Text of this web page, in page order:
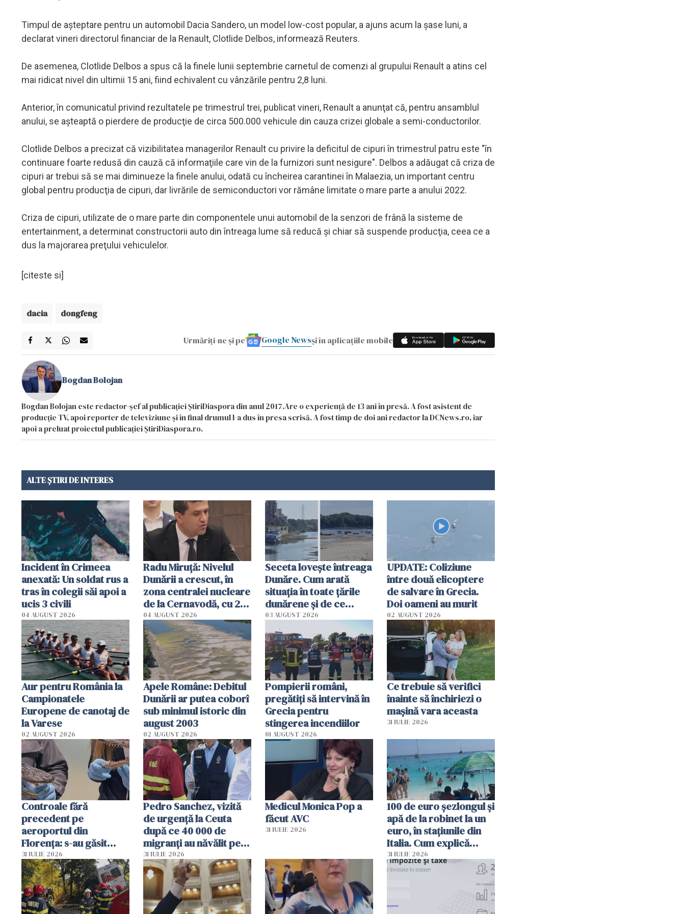
Timpul de aşteptare pentru un automobil Dacia Sandero, un model low-cost popular, a ajuns acum la şase luni, a
declarat vineri directorul financiar de la Renault, Clotlide Delbos, informează Reuters.
De asemenea, Clotlide Delbos a spus că la finele lunii septembrie carnetul de comenzi al grupului Renault a atins cel
mai ridicat nivel din ultimii 15 ani, fiind echivalent cu vânzările pentru 2,8 luni.
Anterior, în comunicatul privind rezultatele pe trimestrul trei, publicat vineri, Renault a anunţat că, pentru ansamblul
anului, se aşteaptă o pierdere de producţie de circa 500.000 vehicule din cauza crizei globale a semi-conductorilor.
Clotlide Delbos a precizat că vizibilitatea managerilor Renault cu privire la deficitul de cipuri în trimestrul patru este "în
continuare foarte redusă din cauză că informaţiile care vin de la furnizori sunt nesigure". Delbos a adăugat că criza de
cipuri ar trebui să se mai diminueze la finele anului, odată cu încheirea carantinei în Malaezia, un important centru
global pentru producţia de cipuri, dar livrările de semiconductori vor rămâne limitate o mare parte a anului 2022.
Criza de cipuri, utilizate de o mare parte din componentele unui automobil de la senzori de frână la sisteme de
entertainment, a determinat constructorii auto din întreaga lume să reducă şi chiar să suspende producţia, ceea ce a
dus la majorarea preţului vehiculelor.
[citeste si]
dacia dongfeng
Urmăriți-ne și pe Google Newsși în aplicațiile mobile
Bogdan Bolojan
Bogdan Bolojan este redactor-șef al publicației ȘtiriDiaspora din anul 2017.Are o experiență de 13 ani în presă. A fost asistent de
producție TV, apoi reporter de televiziune și în final drumul l-a dus în presa scrisă. A fost timp de doi ani redactor la DCNews.ro, iar
apoi a preluat proiectul publicației ȘtiriDiaspora.ro.
ALTE ȘTIRI DE INTERES
Incident în Crimeea
anexată: Un soldat rus a
tras în colegii săi apoi a
ucis 3 civili
04 AUGUST 2026
Radu Miruţă: Nivelul
Dunării a crescut, în
zona centralei nucleare
de la Cernavodă, cu 2
cm faţă de ziua trecută
04 AUGUST 2026
Seceta lovește întreaga
Dunăre. Cum arată
situația în toate țările
dunărene și de ce
România resimte
efectele, deși a plouat
în iulie
03 AUGUST 2026
UPDATE: Coliziune
între două elicoptere
de salvare în Grecia.
Doi oameni au murit
02 AUGUST 2026
Aur pentru România la
Campionatele
Europene de canotaj de
la Varese
02 AUGUST 2026
Apele Române: Debitul
Dunării ar putea coborî
sub minimul istoric din
august 2003
02 AUGUST 2026
Pompierii români,
pregătiţi să intervină în
Grecia pentru
stingerea incendiilor
01 AUGUST 2026
Ce trebuie să verifici
înainte să închiriezi o
mașină vara aceasta
31 IULIE 2026
Controale fără
precedent pe
aeroportul din
Florența: s-au găsit
capete de aligator și o
sumă imensă de bani
31 IULIE 2026
Pedro Sanchez, vizită
de urgență la Ceuta
după ce 40 000 de
migranți au năvălit pe
teritoriul spaniol: „Vom
mobiliza toate
resursele"
31 IULIE 2026
Medicul Monica Pop a
făcut AVC
31 IULIE 2026
100 de euro șezlongul și
apă de la robinet la un
euro, în stațiunile din
Italia. Cum explică
autoritățile
31 IULIE 2026